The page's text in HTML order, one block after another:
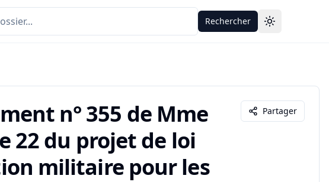
Rechercher Toggle theme
n° 355 de Mme
22 du projet de loi
militaire pour les
Partager